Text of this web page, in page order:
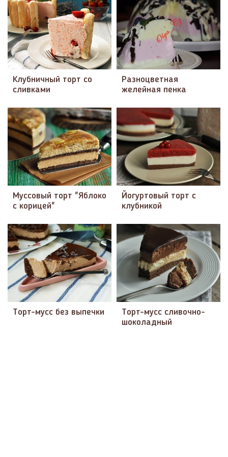
Клубничный торт со
сливками
Разноцветная
желейная пенка
Муссовый торт "Яблоко
с корицей"
Йогуртовый торт с
клубникой
Торт-мусс без выпечки
Торт-мусс сливочно-
шоколадный